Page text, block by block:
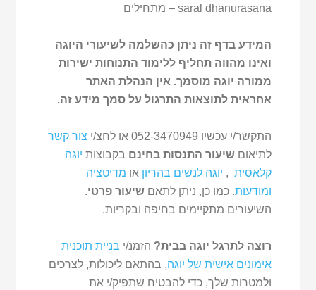
saral dhanurasana – מתחילים
המידע בדף זה ניתן כהשלמה לשיעורי היוגה
ואינו מהווה תחליף ללימוד התנוחות ישירות
ממורה יוגה מוסמך. אין הנהלת האתר
אחראית לתוצאות התרגול על סמך מידע זה.
התקשר/י עכשיו 052-3470949 או לחצ/י
צור קשר
לתיאום שיעור התנסות בחינם בקבוצות יוגה
קלאסית , יוגה לנשים בהריון או מדיטציה
ומודעות. כמו כן, ניתן לתאםשיעור פרטי.
השיעורים מתקיימים בחיפה ובקריות.
רוצה לתרגל יוגה בבית? הזמנ/י בניית תוכנית
אימונים אישית של יוגה, בהתאם ליכולות, לצרכים
ולמטרות שלך, כדי להבטיח שתפיק/י את